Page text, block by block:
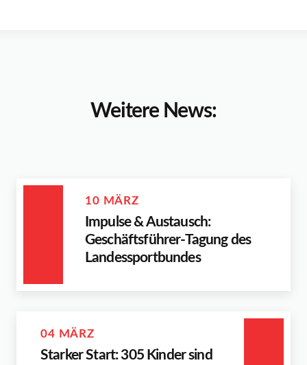
Weitere News:
10 MÄRZ
Impulse & Austausch:
Geschäftsführer-Tagung des
Landessportbundes
04 MÄRZ
Starker Start: 305 Kinder sind